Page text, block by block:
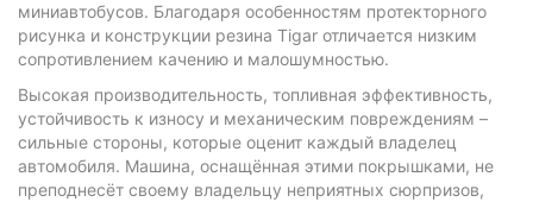
миниавтобусов. Благодаря особенностям протекторного
рисунка и конструкции резина Tigar отличается низким
сопротивлением качению и малошумностью.
Высокая производительность, топливная эффективность,
устойчивость к износу и механическим повреждениям –
сильные стороны, которые оценит каждый владелец
автомобиля. Машина, оснащённая этими покрышками, не
преподнесёт своему владельцу неприятных сюрпризов,